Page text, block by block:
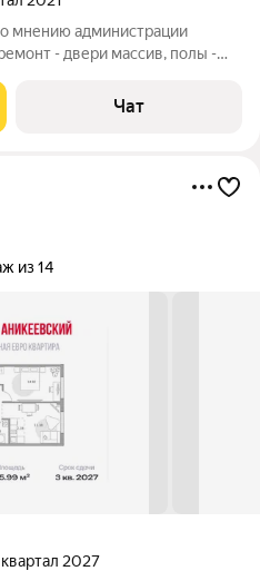
мнению администрации
- двери массив, полы -
покраску, сантехника
к
Чат
из 14
квартал 2027